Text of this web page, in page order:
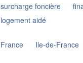
surcharge foncière
logement aidé
France Ile-de-France